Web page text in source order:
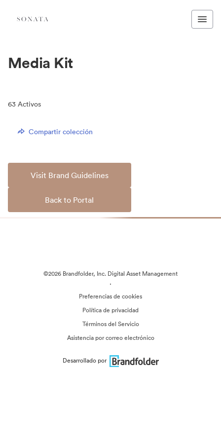
Media Kit
63 Activos
Compartir colección
Visit Brand Guidelines
Back to Portal
©2026 Brandfolder, Inc. Digital Asset Management
·
Preferencias de cookies
Política de privacidad
Términos del Servicio
Asistencia por correo electrónico
Desarrollado por